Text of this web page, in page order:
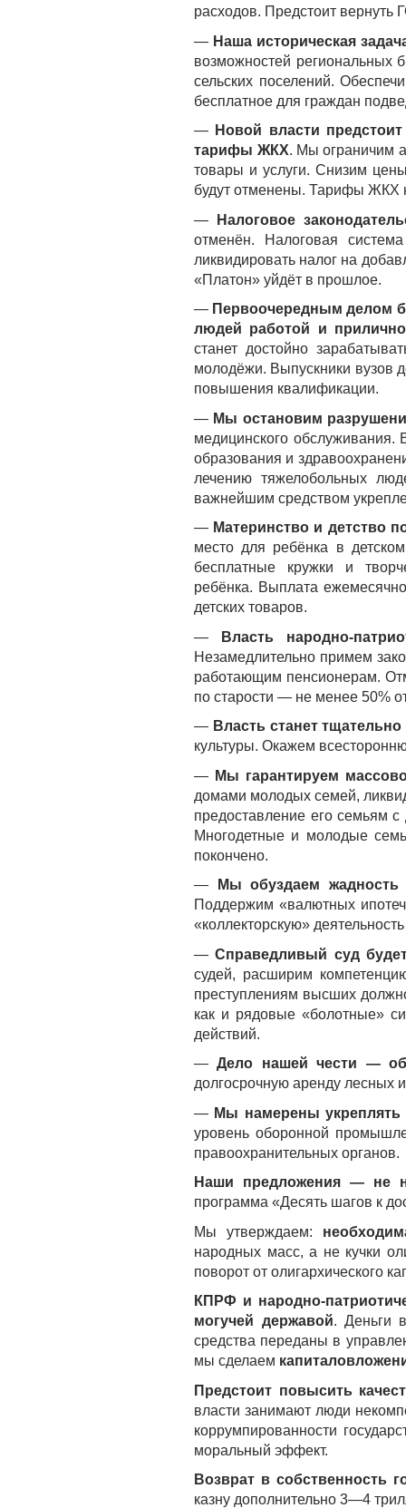
расходов. Предстоит вернуть
— Наша историческая
возможностей региональных
сельских поселений.
бесплатное для граждан
— Новой власти
тарифы ЖКХ. Мы ограничим
товары и услуги. Снизим
будут отменены. Тарифы ЖКХ
—
Налоговое
отменён. Налоговая
ликвидировать налог на
«Платон» уйдёт в прошлое.
— Первоочередным делом
людей работой и
станет достойно
молодёжи. Выпускники вузов
повышения квалификации.
— Мы остановим
медицинского
образования и
лечению тяжелобольных
важнейшим средством
— Материнство и детство
место для ребёнка в
бесплатные кружки и
ребёнка. Выплата
детских товаров.
—
Власть народно-
Незамедлительно примем
работающим пенсионерам.
по старости — не менее 50%
— Власть станет
культуры. Окажем
— Мы гарантируем
домами молодых семей,
предоставление его семьям
Многодетные и молодые
покончено.
—
Мы обуздаем жадность
Поддержим «валютных
«коллекторскую»
—Справедливый суд
судей, расширим
преступлениям высших
как и рядовые «болотные»
действий.
—Дело нашей чести —
долгосрочную аренду лесных
— Мы намерены укреплять
уровень оборонной
правоохранительных органов.
Наши предложения — не
программа «Десять шагов к
Мы утверждаем:
народных масс, а не кучки
поворот от олигархического
КПРФ и народно-
могучей державой. Деньги
средства переданы в
мы сделаем
Предстоит повысить
власти занимают люди
коррумпированности
моральный эффект.
Возврат в собственность
казну дополнительно 3—4